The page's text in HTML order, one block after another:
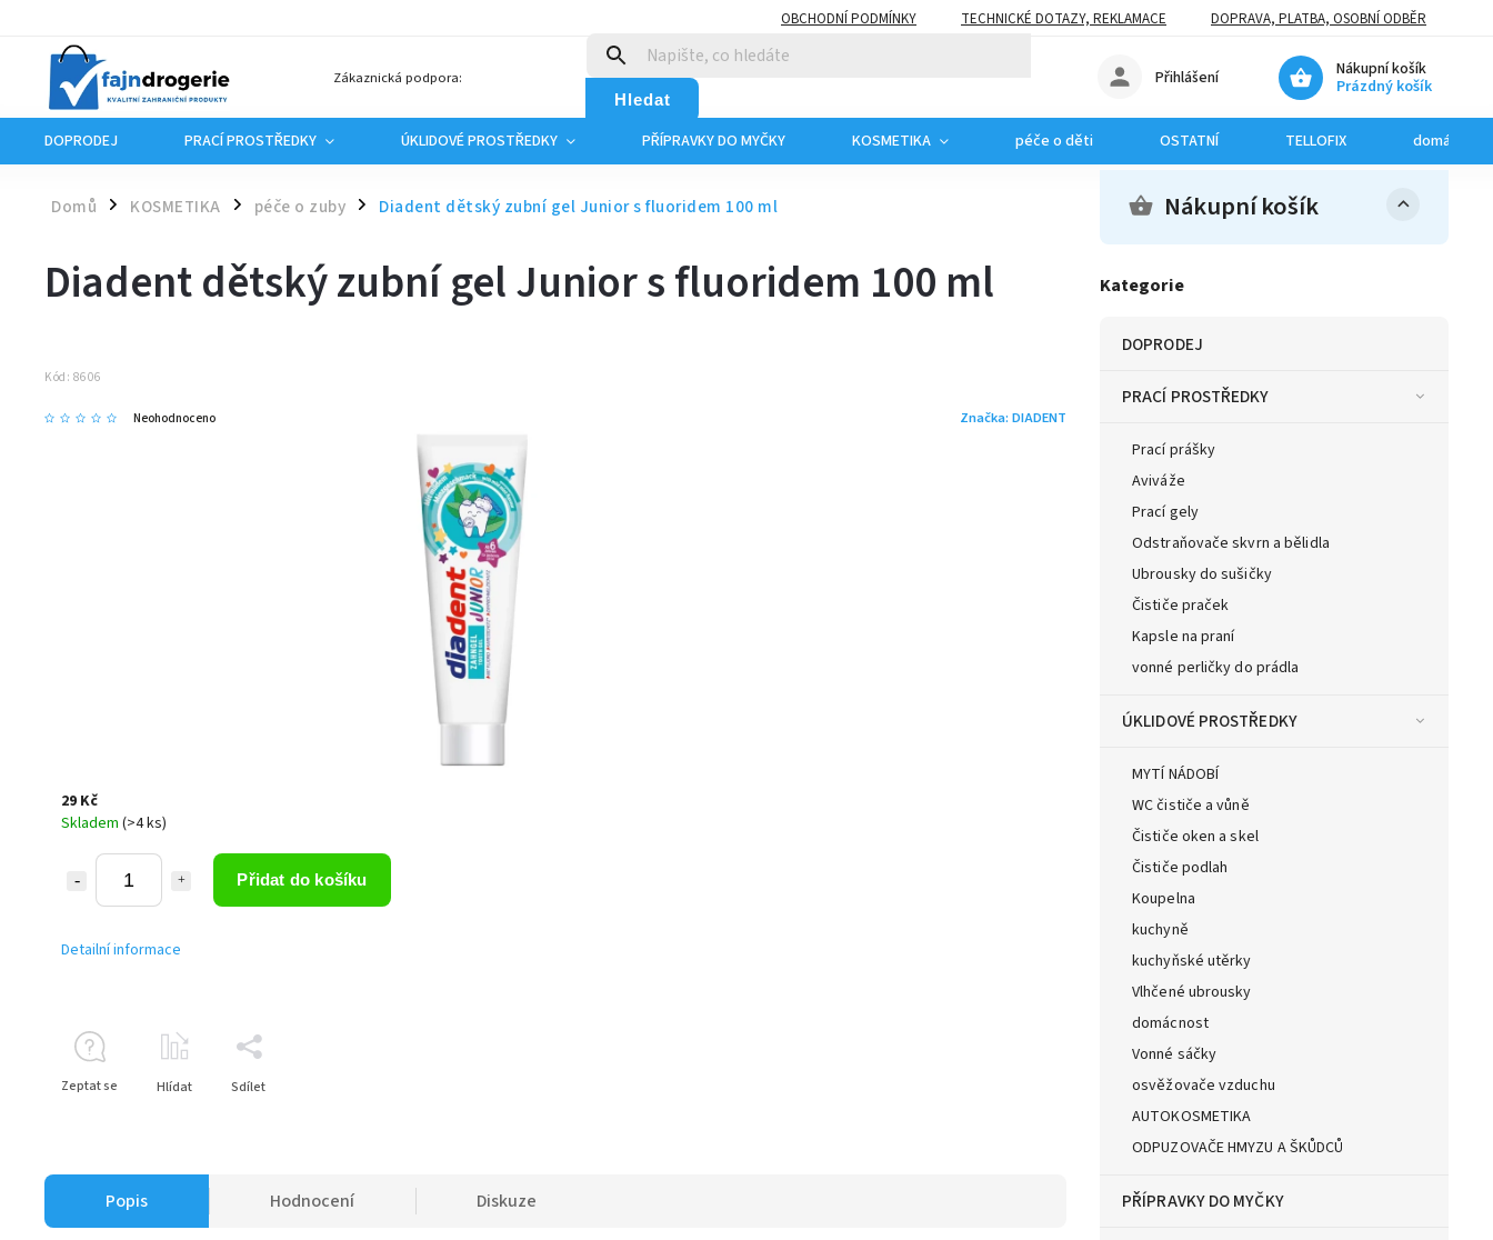
OBCHODNÍ PODMÍNKY TECHNICKÉ DOTAZY, REKLAMACE DOPRAVA, PLATBA, OSOBNÍ ODBĚR
Zákaznická podpora:
Hledat
Nákupní košík
Prázdný košík
Přihlášení
DOPRODEJ PRACÍ PROSTŘEDKY ÚKLIDOVÉ PROSTŘEDKY PŘÍPRAVKY DO MYČKY KOSMETIKA péče o děti OSTATNÍ TELLOFIX domácí
Domů / KOSMETIKA / péče o zuby / Diadent dětský zubní gel Junior s fluoridem 100 ml Nákupní košík
Kategorie
DOPRODEJ
PRACÍ PROSTŘEDKY
Prací prášky
Aviváže
Prací gely
Odstraňovače skvrn a bělidla
Ubrousky do sušičky
Čističe praček
Kapsle na praní
vonné perličky do prádla
ÚKLIDOVÉ PROSTŘEDKY
MYTÍ NÁDOBÍ
WC čističe a vůně
Čističe oken a skel
Čističe podlah
Koupelna
kuchyně
kuchyňské utěrky
Vlhčené ubrousky
domácnost
Vonné sáčky
osvěžovače vzduchu
AUTOKOSMETIKA
ODPUZOVAČE HMYZU A ŠKŮDCŮ
PŘÍPRAVKY DO MYČKY
Diadent dětský zubní gel Junior s fluoridem 100 ml
Kód: 8606
Neohodnoceno Značka: DIADENT
29 Kč
Skladem (>4 ks)
Přidat do košíku
Detailní informace
Zeptat se Hlídat Sdílet
Popis Hodnocení Diskuze